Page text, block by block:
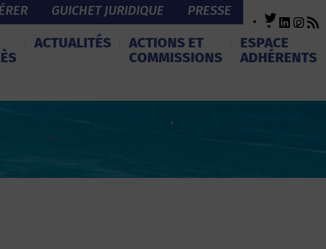
GUICHET JURIDIQUE PRESSE Twitter
ACTUALITÉS
ACTIONS ET
COMMISSIONS
ESPACE
ADHÉRENTS